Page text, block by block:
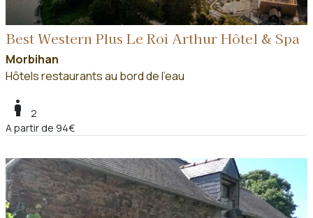
Best Western Plus Le Roi Arthur Hôtel & Spa
Morbihan
Hôtels restaurants au bord de l'eau
boy
2
A partir de 94€